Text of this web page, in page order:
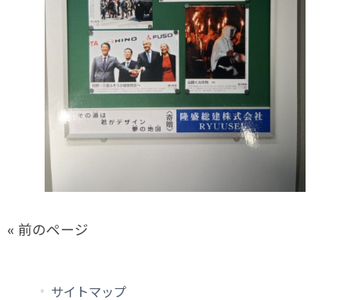
« 前のページ
サイトマップ